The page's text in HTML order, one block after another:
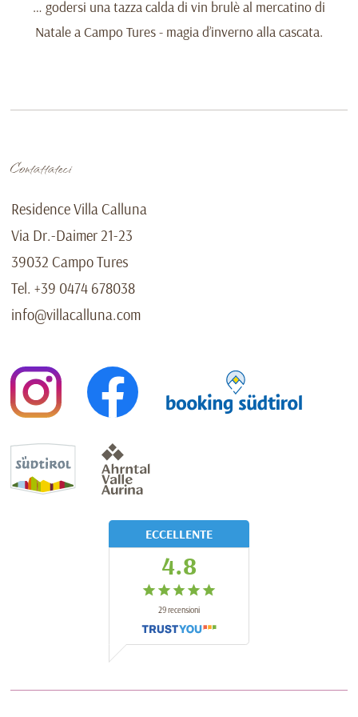
… godersi una tazza calda di vin brulè al mercatino di
Natale a Campo Tures - magia d’inverno alla cascata.
Contattateci
Residence Villa Calluna
Via Dr.-Daimer 21-23
39032 Campo Tures
Tel. +39 0474 678038
info@villacalluna.com
ECCELLENTE
4.8
29recensioni